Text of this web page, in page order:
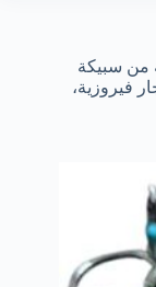
من سبيكة
فيروزية،